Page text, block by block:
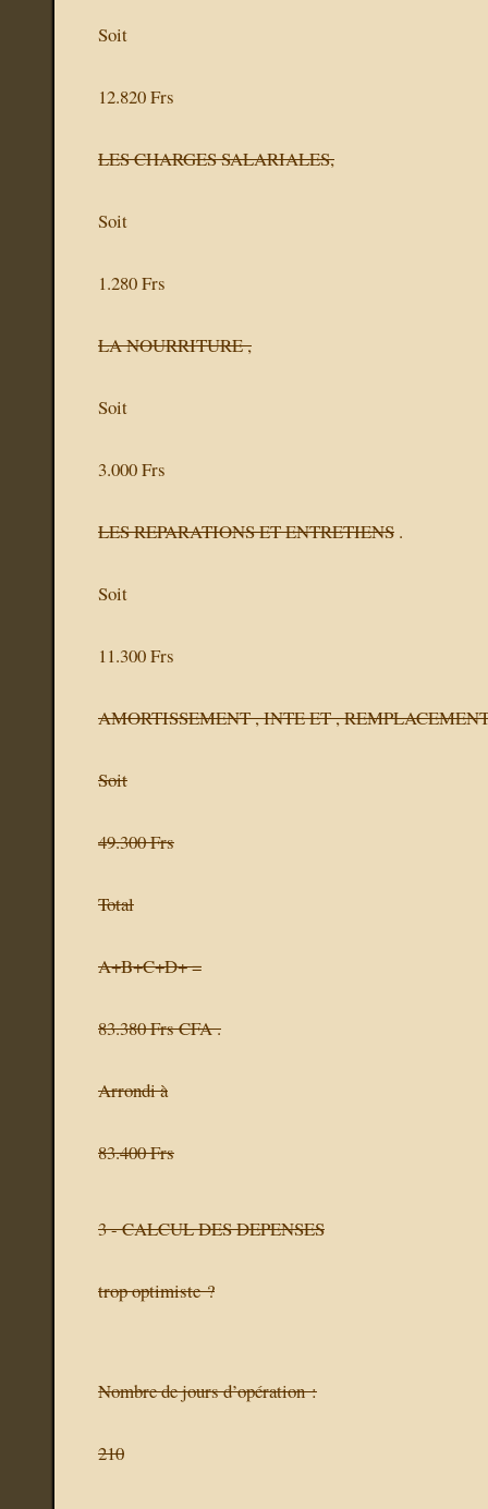
Soit
12.820 Frs
LES CHARGES SALARIALES,
Soit
1.280 Frs
LA NOURRITURE ,
Soit
3.000 Frs
LES REPARATIONS ET ENTRETIENS .
Soit
11.300 Frs
AMORTISSEMENT , INTE ET ,
Soit
49.300 Frs
Total
A+B+C+D+ =
83.380 Frs CFA .
Arrondi à
83.400 Frs
3 -CALCUL DES DEPENSES
trop optimiste ?
Nombre de jours d’opération :
210